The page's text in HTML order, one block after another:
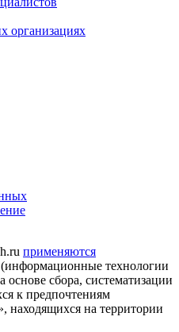
организациях
применяются
(информационные технологии
сбора, систематизации
к предпочтениям
находящихся на территории